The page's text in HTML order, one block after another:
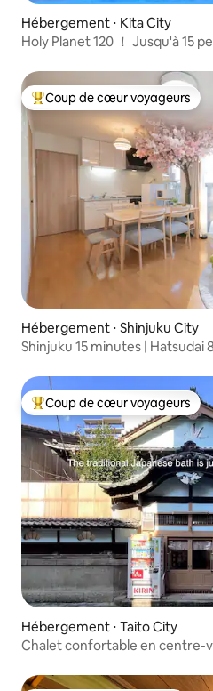
Hébergement ⋅ Kita City
Holy Planet 120 ！ Jusqu'à 15
Coups de cœur voyageurs les
Coup de cœur voyageurs
Hébergement ⋅ Shinjuku City
Shinjuku 15 minutes | Hatsudai
Coups de cœur voyageurs les
Coup de cœur voyageurs
Hébergement ⋅ Taito City
Chalet confortable en centre-
minutes, Sky Tree 7 minutes,